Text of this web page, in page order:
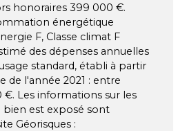
honoraires 399 000 €.
énergétique
F, Classe climat F
des dépenses annuelles
standard, établi à partir
de l'année 2021 : entre
€. Les informations sur les
bien est exposé sont
Géorisques :